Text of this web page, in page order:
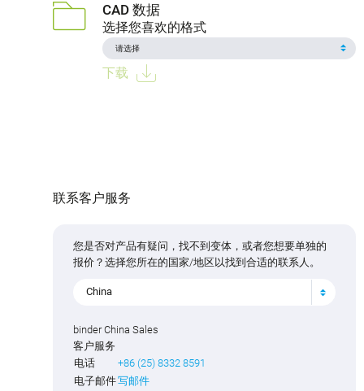
CAD 数据
选择您喜欢的格式
下载
联系客户服务
您是否对产品有疑问，找不到变体，或者您想要单独的
报价？选择您所在的国家/地区以找到合适的联系人。
China
binder China Sales
客户服务
电话
+86 (25) 8332 8591
电子邮件写邮件